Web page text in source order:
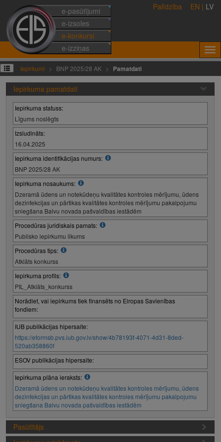
e-pasūtījumi
e-izsoles
e-konkursi
e-izziņas
Palīdzība EN | LV
Iepirkumi BNP 2025/28 AK Pamatdati
Iepirkuma pamatdati
Iepirkuma statuss:
Līgums noslēgts
Izsludināts:
16.04.2025
Iepirkuma identifikācijas numurs:
BNP 2025/28 AK
Iepirkuma nosaukums:
Dzeramā ūdens un notekūdeņu kvalitātes kontroles mērījumu, ūdens
dezinfekcijas un pārtikas kvalitātes kontroles mērījumu pakalpojumu
sniegšana Balvu novada pašvaldības iestādēm
Procedūras juridiskais pamats:
Publisko iepirkumu likums
Procedūras tips:
Atklāts konkurss
Iepirkuma profils:
PIL_Atklāts_konkurss
Norādiet, vai iepirkums tiek finansēts no Eiropas Savienības
fondiem:
IUB publikācijas hipersaite:
https://eformsb.pvs.iub.gov.lv/show/4b78193f-4071-4d31-8ded-
520ab358860f
ESOV publikācijas hipersaite:
Iepirkuma plāna ieraksts:
Dzeramā ūdens un notekūdeņu kvalitātes kontroles mērījumu, ūdens
dezinfekcijas un pārtikas kvalitātes kontroles mērījumu pakalpojumu
sniegšana Balvu novada pašvaldības iestādēm
Pasūtītājs